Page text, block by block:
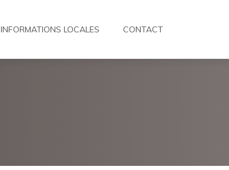
INFORMATIONS LOCALES CONTACT